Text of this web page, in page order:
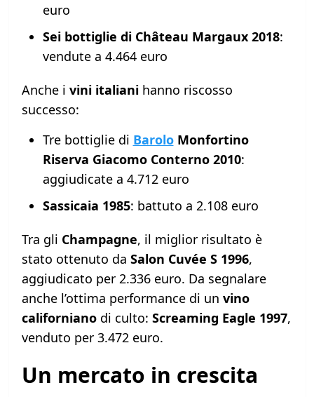
euro
Sei bottiglie di Château Margaux 2018:
vendute a 4.464 euro
Anche i vini italianihanno riscosso
successo:
Tre bottiglie di BaroloMonfortino
Riserva Giacomo Conterno 2010:
aggiudicate a 4.712 euro
Sassicaia 1985: battuto a 2.108 euro
Tra gli Champagne, il miglior risultato è
stato ottenuto da Salon Cuvée S 1996,
aggiudicato per 2.336 euro. Da segnalare
anche l’ottima performance di un vino
californianodi culto: Screaming Eagle 1997,
venduto per 3.472 euro.
Un mercato in crescita